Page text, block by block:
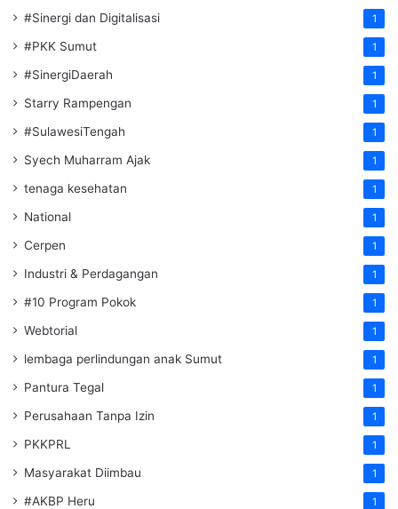
#Sinergi dan Digitalisasi 1
#PKK Sumut 1
#SinergiDaerah 1
Starry Rampengan 1
#SulawesiTengah 1
Syech Muharram Ajak 1
tenaga kesehatan 1
National 1
Cerpen 1
Industri & Perdagangan 1
#10 Program Pokok 1
Webtorial 1
lembaga perlindungan anak Sumut 1
Pantura Tegal 1
Perusahaan Tanpa Izin 1
PKKPRL 1
Masyarakat Diimbau 1
#AKBP Heru 1